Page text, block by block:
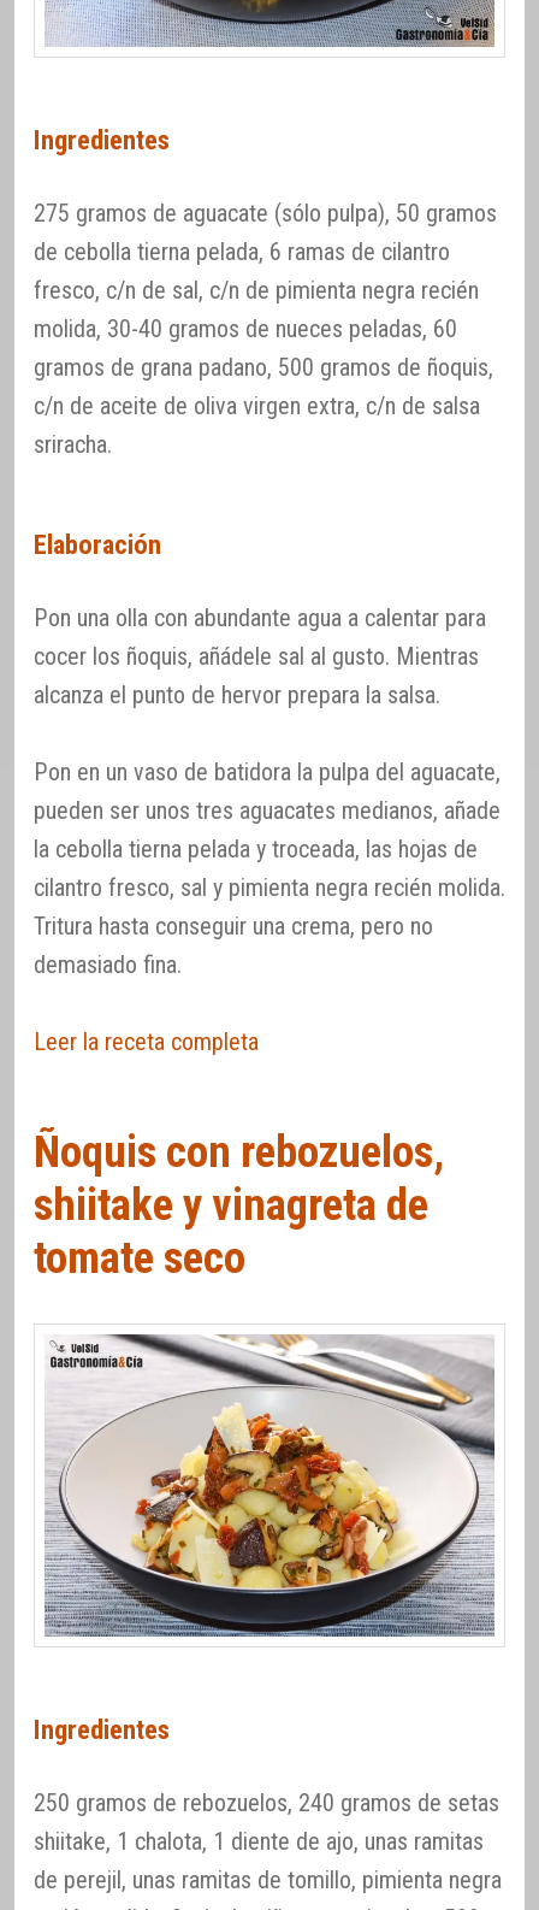
Ingredientes
275 gramos de aguacate (sólo pulpa), 50 gramos
de cebolla tierna pelada, 6 ramas de cilantro
fresco, c/n de sal, c/n de pimienta negra recién
molida, 30-40 gramos de nueces peladas, 60
gramos de grana padano, 500 gramos de ñoquis,
c/n de aceite de oliva virgen extra, c/n de salsa
sriracha.
Elaboración
Pon una olla con abundante agua a calentar para
cocer los ñoquis, añádele sal al gusto. Mientras
alcanza el punto de hervor prepara la salsa.
Pon en un vaso de batidora la pulpa del aguacate,
pueden ser unos tres aguacates medianos, añade
la cebolla tierna pelada y troceada, las hojas de
cilantro fresco, sal y pimienta negra recién molida.
Tritura hasta conseguir una crema, pero no
demasiado fina.
Leer la receta completa
Ñoquis con rebozuelos,
shiitake y vinagreta de
tomate seco
Ingredientes
250 gramos de rebozuelos, 240 gramos de setas
shiitake, 1 chalota, 1 diente de ajo, unas ramitas
de perejil, unas ramitas de tomillo, pimienta negra